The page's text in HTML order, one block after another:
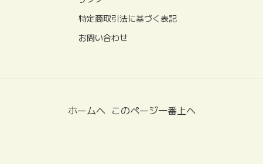
特定商取引法に基づく表記
お問い合わせ
ホームへ このページ一番上へ